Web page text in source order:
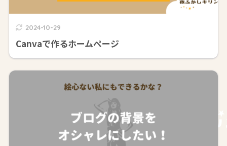
2024-10-29
Canvaで作るホームページ